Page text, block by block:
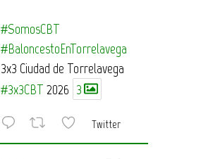
#SomosCBT
#BaloncestoEnTorrelavega
3x3 Ciudad de Torrelavega
#3x3CBT 2026 3
Twitter